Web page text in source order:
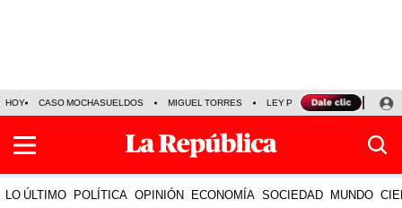
HOY CASO MOCHASUELDOS MIGUEL TORRES LEY PULPÍN PRECIO DEL
LO ÚLTIMO POLÍTICA OPINIÓN ECONOMÍA SOCIEDAD MUNDO